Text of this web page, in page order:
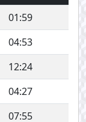
01:59
04:53
12:24
04:27
07:55